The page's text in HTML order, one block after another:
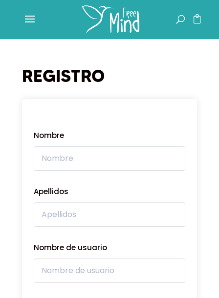
REGISTRO
Nombre
Apellidos
Nombre de usuario